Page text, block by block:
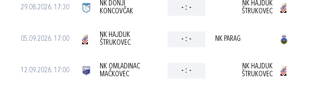
29.08.2026. 17:30
NK DONJI
KONCOVČAK
- : -
NK HAJDUK
ŠTRUKOVEC
05.09.2026. 17:00
NK HAJDUK
ŠTRUKOVEC
- : - NK PARAG
12.09.2026. 17:00
NK OMLADINAC
MAČKOVEC
- : -
NK HAJDUK
ŠTRUKOVEC